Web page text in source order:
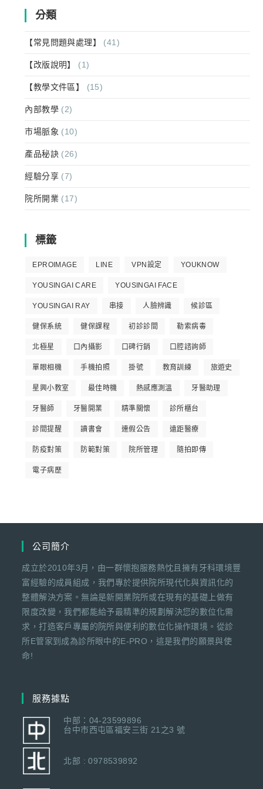
分類
【常見問題與處理】 (41)
【改版說明】 (1)
【教學文件區】 (15)
內部教學 (2)
市場脈象 (10)
產品秘訣 (26)
經驗分享 (7)
院所開業 (17)
標籤
EPROIMAGE LINE VPN設定 YOUKNOW
YOUSINGAI CARE YOUSINGAI FACE
YOUSINGAI RAY 串接 人臉辨識 候診區
健保系統 健保課程 初診診間 勒索病毒
北極星 口內攝影 口碑行銷 口腔諮詢師
單眼相機 手機拍照 掛號 教育訓練 旅遊史
星興小教室 最佳時機 熱感應測溫 牙醫助理
牙醫師 牙醫開業 精準關懷 診所櫃台
診間提醒 讀書會 連假公告 遠距醫療
防疫對策 防範對策 院所管理 隨拍即傳
電子病歷
公司簡介
成立於2010年3月，由一群懷抱服務熱忱且擁有牙科環境豐
富經驗的成員組成，我們專於提供院所現代化與資訊化的
整體解決方案。無論是新開業院所或在現有的基礎上做有
限度改變，我們都能給予最精準的規劃解決您的數位化需
求，打造客戶專屬的院所與便利的數位化操作環境。從診
所E管家到成為診所眼中的E-PRO，這是我們的願景與使
命!
服務據點
中部：04-23599896
台中市西屯區福安三街 21之3 號
北部 : 0978539892